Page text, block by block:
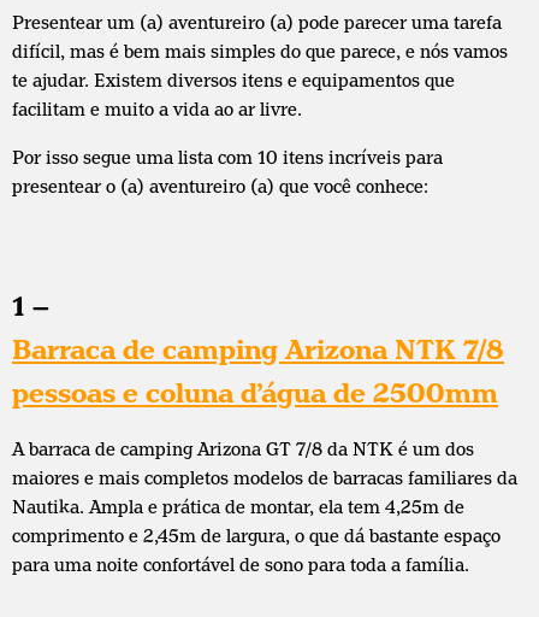
Presentear um (a) aventureiro (a) pode parecer uma tarefa
difícil, mas é bem mais simples do que parece, e nós vamos
te ajudar. Existem diversos itens e equipamentos que
facilitam e muito a vida ao ar livre.
Por isso segue uma lista com 10 itens incríveis para
presentear o (a) aventureiro (a) que você conhece:
1 –
Barraca de camping Arizona NTK 7/8
pessoas e coluna d’água de 2500mm
A barraca de camping Arizona GT 7/8 da NTK é um dos
maiores e mais completos modelos de barracas familiares da
Nautika. Ampla e prática de montar, ela tem 4,25m de
comprimento e 2,45m de largura, o que dá bastante espaço
para uma noite confortável de sono para toda a família.